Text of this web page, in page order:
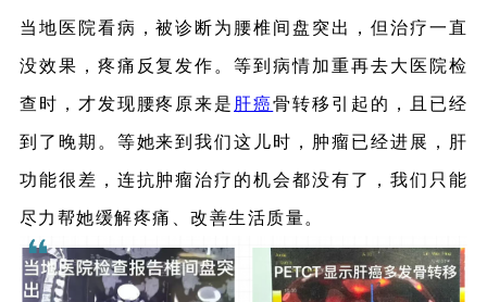
当地医院看病，被诊断为腰椎间盘突出，但治疗一直
没效果，疼痛反复发作。等到病情加重再去大医院检
查时，才发现腰疼原来是 肝癌骨转移引起的，且已经
到了晚期。等她来到我们这儿时，肿瘤已经进展，肝
功能很差，连抗肿瘤治疗的机会都没有了，我们只能
尽力帮她缓解疼痛、改善生活质量。